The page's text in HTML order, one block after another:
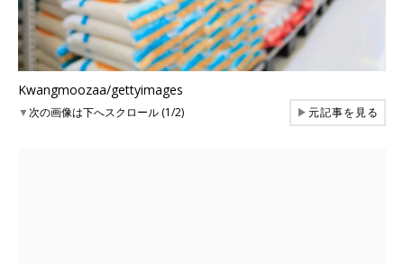
Kwangmoozaa/gettyimages
▼次の画像は下へスクロール (1/2) ▶元記事を見る